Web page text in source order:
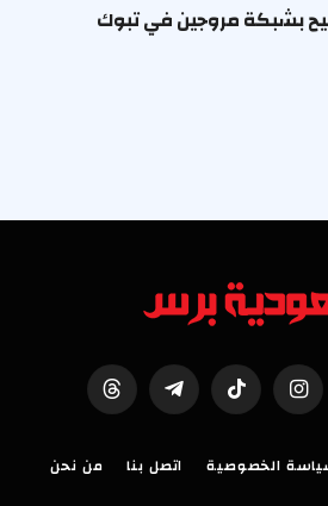
بشبكة مروجين في تبوك
الانستغرامتيكتوك تيلقرام Threads
الخصوصية اتصل بنا من نحن